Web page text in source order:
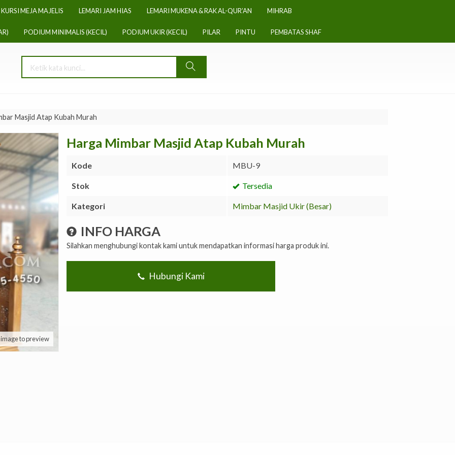
KURSI MEJA MAJELIS LEMARI JAM HIAS LEMARI MUKENA & RAK AL-QUR’AN MIHRAB
PODIUM MINIMALIS (KECIL) PODIUM UKIR (KECIL) PILAR PINTU PEMBATAS SHAF
Masjid Atap Kubah Murah
to preview
Harga Mimbar Masjid Atap Kubah Murah
Kode MBU-9
Stok Tersedia
Kategori Mimbar Masjid Ukir (Besar)
INFO HARGA
Silahkan menghubungi kontak kami untuk mendapatkan informasi harga produk ini.
Hubungi Kami